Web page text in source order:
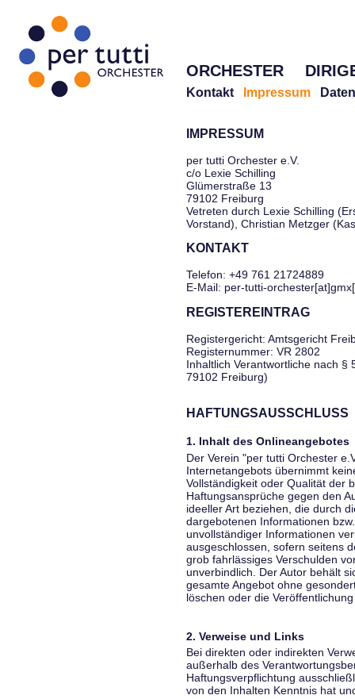
ORCHESTER
Kontakt Impressum
IMPRESSUM
per tutti Orchester e.V.
c/o Lexie Schilling
Glümerstraße 13
79102 Freiburg
Vetreten durch Lexie Schilling
Vorstand), Christian Metzger
KONTAKT
Telefon: +49 761 21724889
E-Mail: per-tutti-
REGISTEREINTRAG
Registergericht: Amtsgericht
Registernummer: VR 2802
Inhaltlich Verantwortliche nach §
79102 Freiburg)
HAFTUNGSAUSSCHLUSS
1. Inhalt des Onlineangebotes
Der Verein "per tutti Orchester
Internetangebots übernimmt
Vollständigkeit oder Qualität der
Haftungsansprüche gegen den
ideeller Art beziehen, die durch
dargebotenen Informationen
unvollständiger Informationen
ausgeschlossen, sofern seitens
grob fahrlässiges Verschulden
unverbindlich. Der Autor behält
gesamte Angebot ohne
löschen oder die
2. Verweise und Links
Bei direkten oder indirekten
außerhalb des
Haftungsverpflichtung
von den Inhalten Kenntnis hat